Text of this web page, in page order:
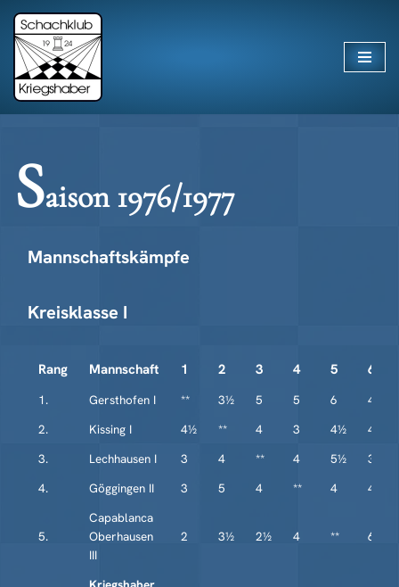
Zum
Inhalt
springen
Saison 1976/1977
Mannschaftskämpfe
Kreisklasse I
Rang Mannschaft 1 2 3 4 5 6
1. Gersthofen I ** 3½ 5 5 6
4½
2.
Kissing I 4½ ** 4 3 4½
4
3.
Lechhausen I 3 4 ** 4 5½
3½
4.
Göggingen II 3 5 4 ** 4 4½
5.
Capablanca
Oberhausen
III
2 3½ 2½ 4 ** 6½